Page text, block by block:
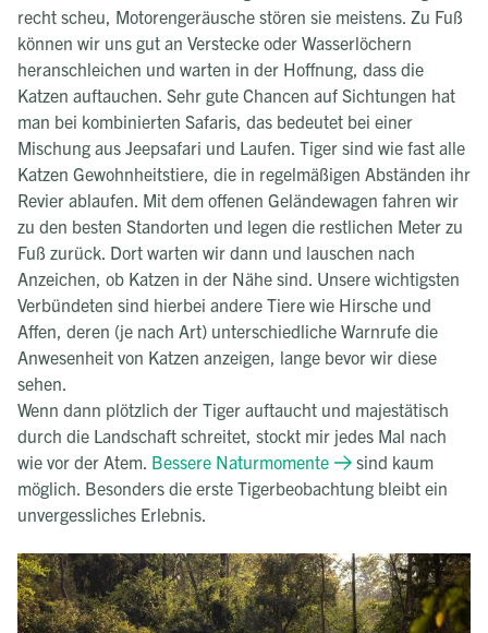
recht scheu, Motorengeräusche stören sie meistens. Zu Fuß
können wir uns gut an Verstecke oder Wasserlöchern
heranschleichen und warten in der Hoffnung, dass die
Katzen auftauchen. Sehr gute Chancen auf Sichtungen hat
man bei kombinierten Safaris, das bedeutet bei einer
Mischung aus Jeepsafari und Laufen. Tiger sind wie fast alle
Katzen Gewohnheitstiere, die in regelmäßigen Abständen ihr
Revier ablaufen. Mit dem offenen Geländewagen fahren wir
zu den besten Standorten und legen die restlichen Meter zu
Fuß zurück. Dort warten wir dann und lauschen nach
Anzeichen, ob Katzen in der Nähe sind. Unsere wichtigsten
Verbündeten sind hierbei andere Tiere wie Hirsche und
Affen, deren (je nach Art) unterschiedliche Warnrufe die
Anwesenheit von Katzen anzeigen, lange bevor wir diese
sehen.
Wenn dann plötzlich der Tiger auftaucht und majestätisch
durch die Landschaft schreitet, stockt mir jedes Mal nach
wie vor der Atem. Bessere Naturmomente
sind kaum
möglich. Besonders die erste Tigerbeobachtung bleibt ein
unvergessliches Erlebnis.